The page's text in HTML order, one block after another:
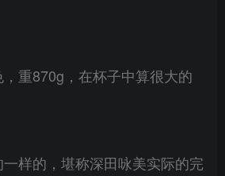
重870g，在杯子中算很大的
样的，堪称深田咏美实际的完